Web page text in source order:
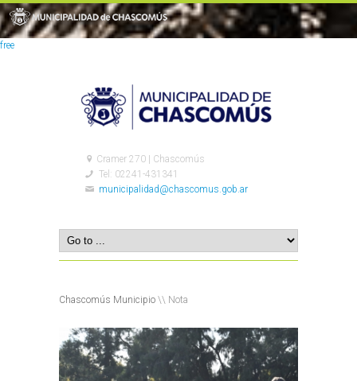
free
Cramer 270 | Chascomús
Tel: 02241-431341
municipalidad@chascomus.gob.ar
Chascomús Municipio \\ Nota